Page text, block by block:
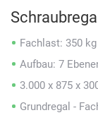
Fachlast: 350 kg
Aufbau: 7
3.000 x 875 x
Grundregal -